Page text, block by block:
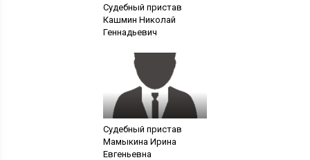
Судебный пристав
Кашмин Николай
Геннадьевич
Судебный пристав
Мамыкина Ирина
Евгеньевна